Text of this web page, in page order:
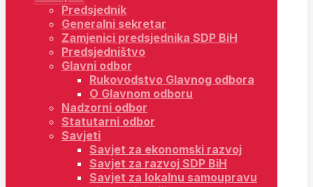
Predsjednik
Generalni sekretar
Zamjenici predsjednika SDP BiH
Predsjedništvo
Glavni odbor
Rukovodstvo Glavnog odbora
O Glavnom odboru
Nadzorni odbor
Statutarni odbor
Savjeti
Savjet za ekonomski razvoj
Savjet za razvoj SDP BiH
Savjet za lokalnu samoupravu